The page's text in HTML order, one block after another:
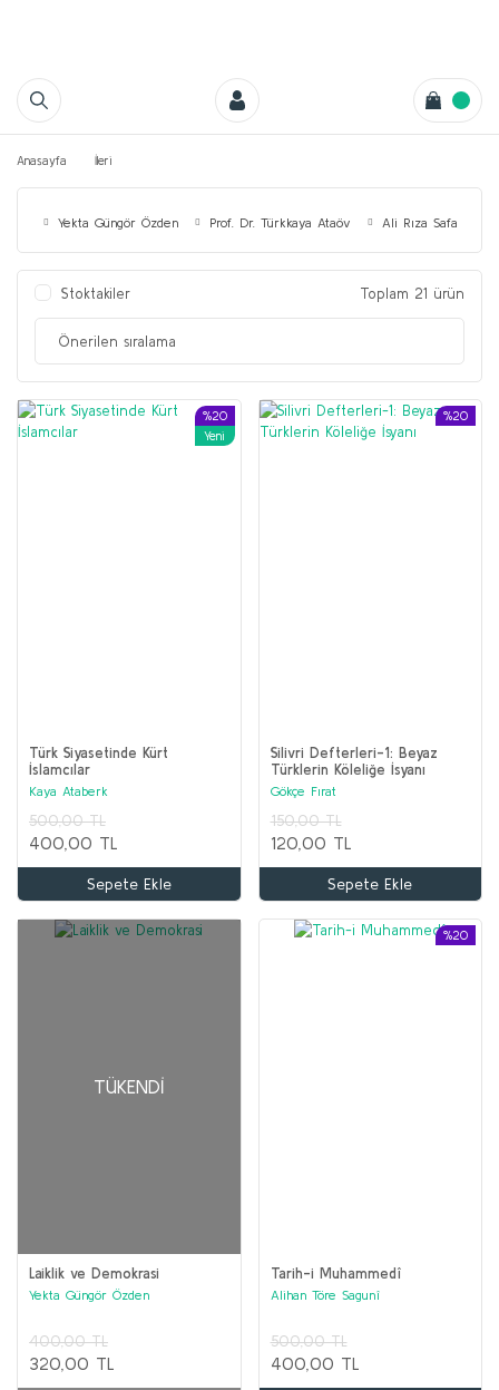
Anasayfa İleri
Yekta Güngör Özden Prof. Dr. Türkkaya Ataöv Ali Rıza Safa
Stoktakiler Toplam 21 ürün
%20
Yeni
Türk Siyasetinde Kürt
İslamcılar
Kaya Ataberk
500,00 TL
400,00 TL
Sepete Ekle
%20
Silivri Defterleri-1: Beyaz
Türklerin Köleliğe İsyanı
Gökçe Fırat
150,00 TL
120,00 TL
Sepete Ekle
TÜKENDI
Laiklik ve Demokrasi
Yekta Güngör Özden
400,00 TL
320,00 TL
%20
Tarih-i Muhammedî
Alihan Töre Sagunî
500,00 TL
400,00 TL